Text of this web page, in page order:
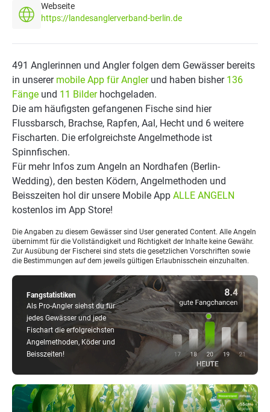
Webseite
https://landesanglerverband-berlin.de
Fangstatistiken
Als Pro-Angler siehst du für
jedes Gewässer und jede
Fischart die erfolgreichsten
Angelmethoden, Köder und
Beisszeiten!
491 Anglerinnen und Angler folgen dem Gewässer bereits
in unserer mobile App für Anglerund haben bisher 136
Fänge und 11 Bilderhochgeladen.
Die am häufigsten gefangenen Fische sind hier
Flussbarsch, Brachse, Rapfen, Aal, Hecht und 6 weitere
Fischarten. Die erfolgreichste Angelmethode ist
Spinnfischen.
Für mehr Infos zum Angeln an Nordhafen (Berlin-
Wedding), den besten Ködern, Angelmethoden und
Beisszeiten hol dir unsere Mobile App ALLE ANGELN
kostenlos im App Store!
Die Angaben zu diesem Gewässer sind User generated Content. Alle Angeln
übernimmt für die Vollständigkeit und Richtigkeit der Inhalte keine Gewähr.
Zur Ausübung der Fischerei sind stets die gesetzlichen Vorschriften sowie
die Bestimmungen auf dem jeweils gültigen Erlaubnisschein einzuhalten.